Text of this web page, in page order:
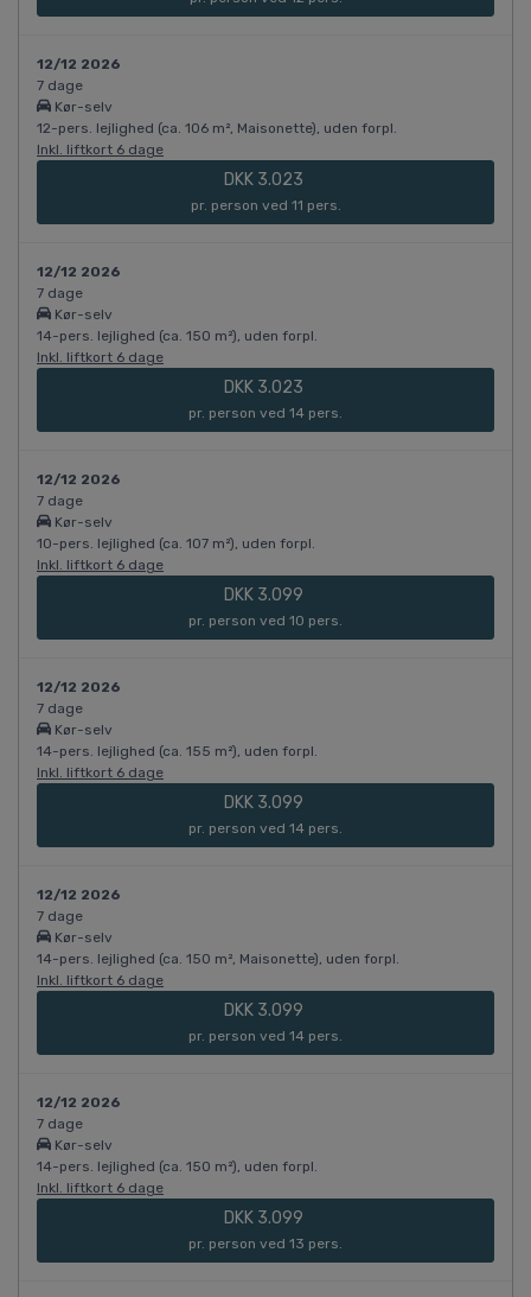
12/12 2026
7 dage
Kør-selv
12-pers. lejlighed (ca. 106 m², Maisonette), uden forpl.
Inkl. liftkort 6 dage
DKK 3.023
pr. person ved 11 pers.
12/12 2026
7 dage
Kør-selv
14-pers. lejlighed (ca. 150 m²), uden forpl.
Inkl. liftkort 6 dage
DKK 3.023
pr. person ved 14 pers.
12/12 2026
7 dage
Kør-selv
10-pers. lejlighed (ca. 107 m²), uden forpl.
Inkl. liftkort 6 dage
DKK 3.099
pr. person ved 10 pers.
12/12 2026
7 dage
Kør-selv
14-pers. lejlighed (ca. 155 m²), uden forpl.
Inkl. liftkort 6 dage
DKK 3.099
pr. person ved 14 pers.
12/12 2026
7 dage
Kør-selv
14-pers. lejlighed (ca. 150 m², Maisonette), uden forpl.
Inkl. liftkort 6 dage
DKK 3.099
pr. person ved 14 pers.
12/12 2026
7 dage
Kør-selv
14-pers. lejlighed (ca. 150 m²), uden forpl.
Inkl. liftkort 6 dage
DKK 3.099
pr. person ved 13 pers.